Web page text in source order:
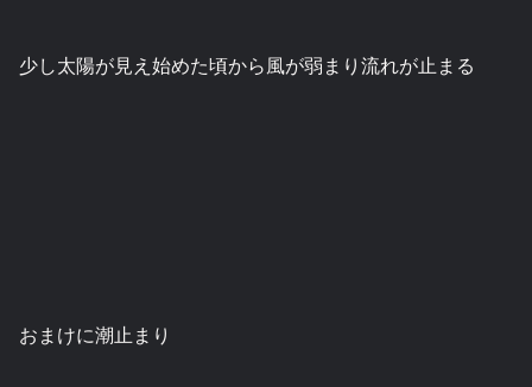
少し太陽が見え始めた頃から風が弱まり流れが止まる
おまけに潮止まり